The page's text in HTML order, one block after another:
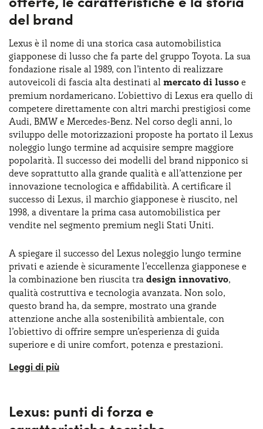
del brand
Lexus è il nome di una storica casa automobilistica
giapponese di lusso che fa parte del gruppo Toyota. La sua
fondazione risale al 1989, con l’intento di realizzare
autoveicoli di fascia alta destinati al mercato di lusso e
premium nordamericano. L’obiettivo di Lexus era quello di
competere direttamente con altri marchi prestigiosi come
Audi, BMW e Mercedes-Benz. Nel corso degli anni, lo
sviluppo delle motorizzazioni proposte ha portato il Lexus
noleggio lungo termine ad acquisire sempre maggiore
popolarità. Il successo dei modelli del brand nipponico si
deve soprattutto alla grande qualità e all’attenzione per
innovazione tecnologica e affidabilità. A certificare il
successo di Lexus, il marchio giapponese è riuscito, nel
1998, a diventare la prima casa automobilistica per
vendite nel segmento premium negli Stati Uniti.
A spiegare il successo del Lexus noleggio lungo termine
privati e aziende è sicuramente l’eccellenza giapponese e
la combinazione ben riuscita tra design innovativo,
qualità costruttiva e tecnologia avanzata. Non solo,
questo brand ha, da sempre, mostrato una grande
attenzione anche alla sostenibilità ambientale, con
l’obiettivo di offrire sempre un’esperienza di guida
superiore e di unire comfort, potenza e prestazioni.
Lexus si impegna attivamente nelle
L’obiettivo, confermato dal presidente di Toyota, è quello,
per Lexus, di avere l’intera gamma con motorizzazione
Lexus: punti di forza e